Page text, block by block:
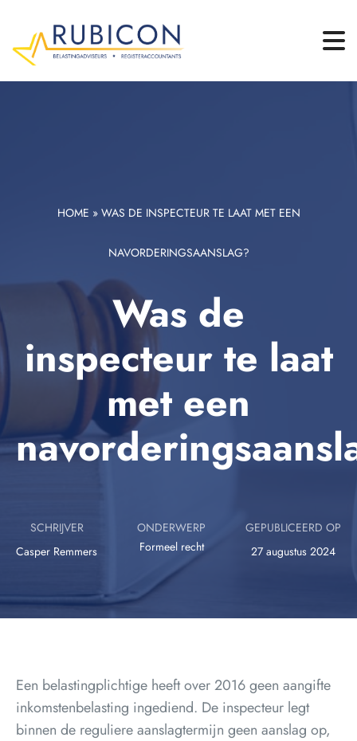
HOME » WAS DE INSPECTEUR TE LAAT MET EEN
NAVORDERINGSAANSLAG?
Was de
inspecteur te laat
met een
SCHRIJVER
Casper Remmers
ONDERWERP
Formeel recht
GEPUBLICEERD OP
27 augustus 2024
Een belastingplichtige heeft over 2016 geen aangifte
inkomstenbelasting ingediend. De inspecteur legt
binnen de reguliere aanslagtermijn geen aanslag op,